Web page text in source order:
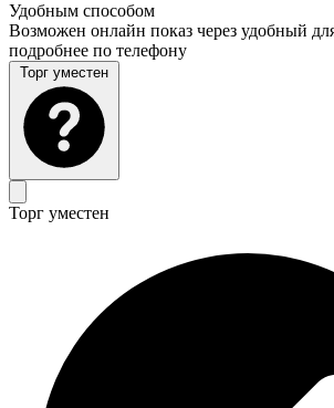
Удобным способом
Возможен онлайн показ через удобный
подробнее по телефону
Торг уместен
Торг уместен